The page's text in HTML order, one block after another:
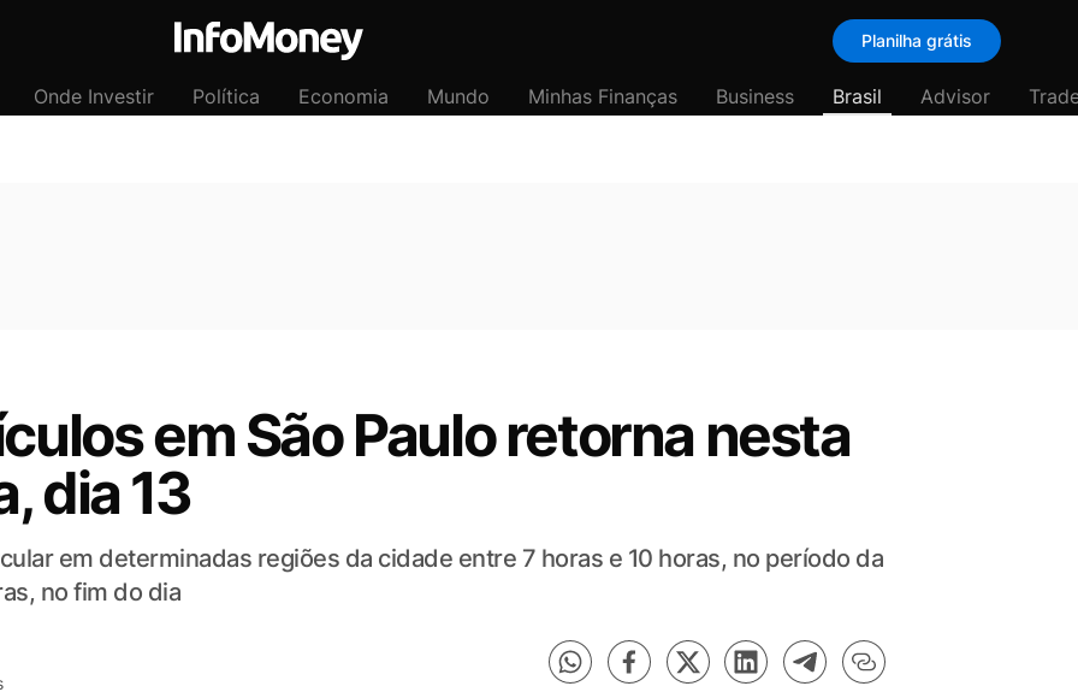
Planilha grátis
Onde Investir Política Economia Mundo Minhas Finanças Business Brasil Advisor
em São Paulo retorna nesta
dia 13
em determinadas regiões da cidade entre 7 horas e 10 horas, no período da
no fim do dia